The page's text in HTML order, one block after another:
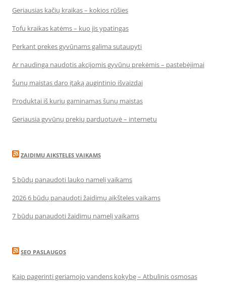
Geriausias kačių kraikas – kokios rūšies
Tofu kraikas katėms – kuo jis ypatingas
Perkant prekes gyvūnams galima sutaupyti
Ar naudinga naudotis akcijomis gyvūnų prekėmis – pastebėjimai
Šunų maistas daro įtaką augintinio išvaizdai
Produktai iš kurių gaminamas šunų maistas
Geriausia gyvūnų prekių parduotuvė – internetu
ZAIDIMU AIKSTELES VAIKAMS
5 būdų panaudoti lauko namelį vaikams
2026 6 būdų panaudoti žaidimų aikšteles vaikams
7 būdų panaudoti žaidimų namelį vaikams
SEO PASLAUGOS
Kaip pagerinti geriamojo vandens kokybę – Atbulinis osmosas